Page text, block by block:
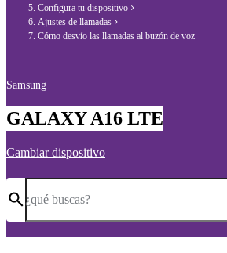
Configura tu dispositivo
Ajustes de llamadas
Cómo desvío las llamadas al buzón de voz
Samsung
GALAXY A16 LTE
Cambiar dispositivo
¿qué buscas?